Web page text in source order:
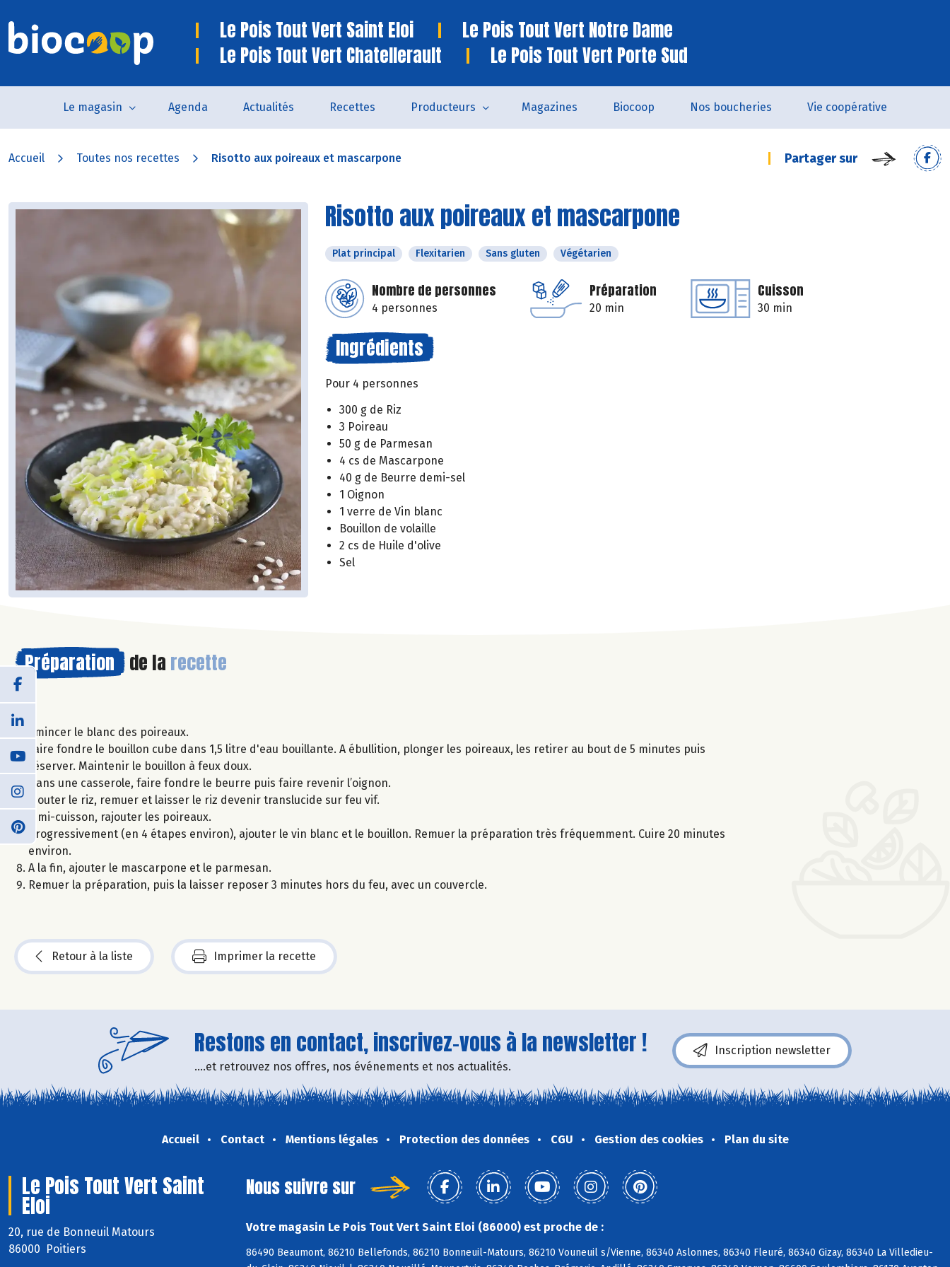
Le Pois Tout Vert Saint Eloi
Le Pois Tout Vert Notre Dame
Le Pois Tout Vert Chatellerault
Le Pois Tout Vert Porte Sud
Le magasin Agenda Actualités Recettes Producteurs Magazines Biocoop Nos boucheries Vie coopérative
Accueil Toutes nos recettes Risotto aux poireaux et mascarpone Partager sur
Risotto aux poireaux et mascarpone
Plat principal Flexitarien Sans gluten Végétarien
Nombre de personnes
4 personnes
Préparation
20 min
Cuisson
30 min
Ingrédients
Pour 4 personnes
300 g de Riz
3 Poireau
50 g de Parmesan
4 cs de Mascarpone
40 g de Beurre demi-sel
1 Oignon
1 verre de Vin blanc
Bouillon de volaille
2 cs de Huile d'olive
Sel
Préparation de la recette
Emincer le blanc des poireaux.
Faire fondre le bouillon cube dans 1,5 litre d'eau bouillante. A ébullition, plonger les poireaux, les retirer au bout de 5 minutes puis
réserver. Maintenir le bouillon à feux doux.
Dans une casserole, faire fondre le beurre puis faire revenir l’oignon.
Ajouter le riz, remuer et laisser le riz devenir translucide sur feu vif.
A mi-cuisson, rajouter les poireaux.
Progressivement (en 4 étapes environ), ajouter le vin blanc et le bouillon. Remuer la préparation très fréquemment. Cuire 20 minutes
environ.
A la fin, ajouter le mascarpone et le parmesan.
Remuer la préparation, puis la laisser reposer 3 minutes hors du feu, avec un couvercle.
Retour à la liste Imprimer la recette
Restons en contact, inscrivez-vous à la newsletter !
....et retrouvez nos offres, nos événements et nos actualités.
Inscription newsletter
Accueil Contact Mentions légales Protection des données CGU Gestion des cookies Plan du site
Le Pois Tout Vert Saint
Eloi
20, rue de Bonneuil Matours
86000 Poitiers
Nous suivre sur
Votre magasin Le Pois Tout Vert Saint Eloi (86000) est proche de :
86490 Beaumont, 86210 Bellefonds, 86210 Bonneuil-Matours, 86210 Vouneuil s/Vienne, 86340 Aslonnes, 86340 Fleuré, 86340 Gizay, 86340 La Villedieu-